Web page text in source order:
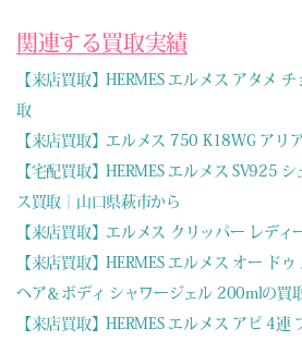
関連する買取実績
【来店買取】HERMES エルメス アタメ
取
【来店買取】エルメス 750 K18WG アリ
【宅配買取】HERMES エルメス SV925
ス買取｜山口県萩市から
【来店買取】エルメス クリッパー レディ
【来店買取】HERMES エルメス オー ド
ヘア＆ボディ シャワージェル 200mlの買
【来店買取】HERMES エルメス アピ 4連